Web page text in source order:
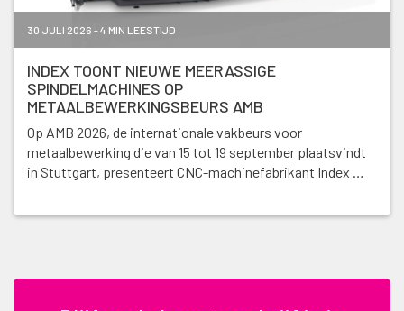
30 JULI 2026 - 4 MIN LEESTIJD
INDEX TOONT NIEUWE MEERASSIGE
SPINDELMACHINES OP
METAALBEWERKINGSBEURS AMB
Op AMB 2026, de internationale vakbeurs voor
metaalbewerking die van 15 tot 19 september plaatsvindt
in Stuttgart, presenteert CNC-machinefabrikant Index …